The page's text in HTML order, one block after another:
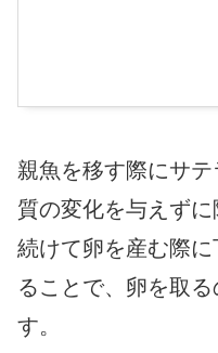
親魚を移す際にサ
質の変化を与えずに
続けて卵を産む際
ることで、卵を取
す。